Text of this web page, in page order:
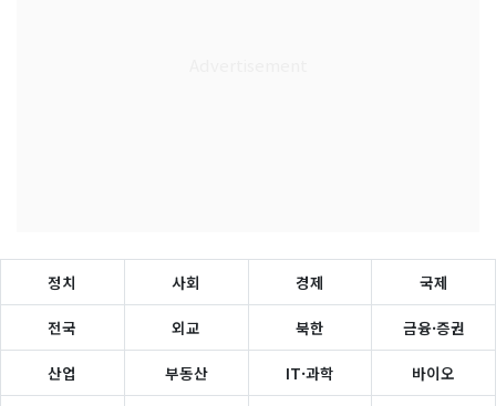
정치 사회 경제 국제
전국 외교 북한 금융·증권
산업 부동산 IT·과학 바이오